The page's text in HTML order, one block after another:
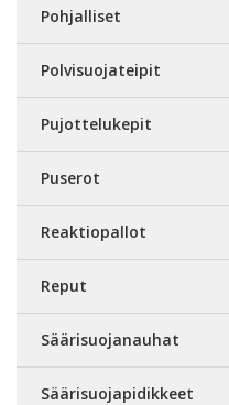
Pohjalliset
Polvisuojateipit
Pujottelukepit
Puserot
Reaktiopallot
Reput
Säärisuojanauhat
Säärisuojapidikkeet